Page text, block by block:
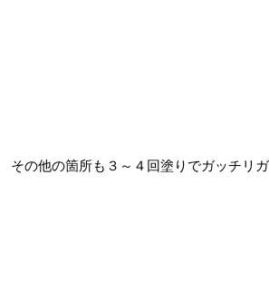
その他の箇所も３～４回塗りでガッチリガ